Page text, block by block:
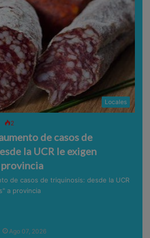
Locales
2
de casos de
la UCR le exigen
de casos de triquinosis: desde la UCR
a provincia
Ago 07, 2026